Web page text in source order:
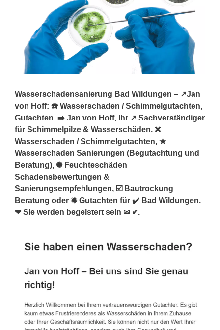
Wasserschadensanierung Bad Wildungen – ↗️Jan
von Hoff: ☎️ Wasserschaden / Schimmelgutachten,
Gutachten. ➡️ Jan von Hoff, Ihr ↗️ Sachverständiger
für Schimmelpilze & Wasserschäden. ❌
Wasserschaden / Schimmelgutachten, ★
Wasserschaden Sanierungen (Begutachtung und
Beratung), ✺ Feuchteschäden
Schadensbewertungen &
Sanierungsempfehlungen, ☑️ Bautrockung
Beratung oder ✹ Gutachten für ✔️ Bad Wildungen.
❤ Sie werden begeistert sein ✉ ✔.